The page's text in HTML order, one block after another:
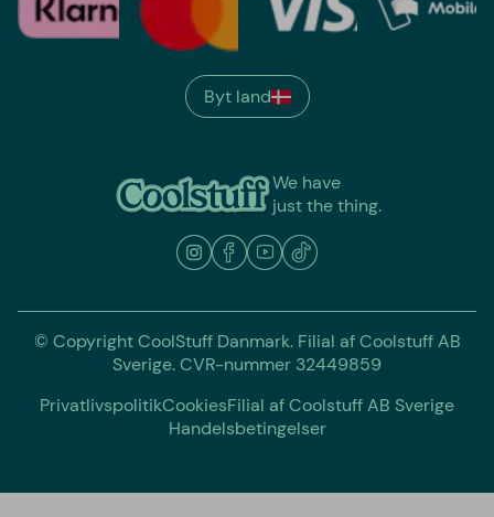
We have
just the thing.
Byt land
© Copyright CoolStuff Danmark. Filial af Coolstuff AB
Sverige. CVR-nummer 32449859
PrivatlivspolitikCookiesFilial af Coolstuff AB Sverige
Handelsbetingelser